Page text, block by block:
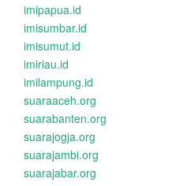
imipapua.id
imisumbar.id
imisumut.id
imiriau.id
imilampung.id
suaraaceh.org
suarabanten.org
suarajogja.org
suarajambi.org
suarajabar.org